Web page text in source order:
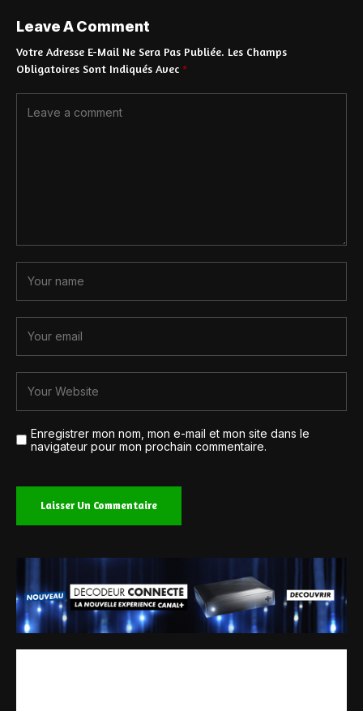
Leave A Comment
Votre Adresse E-Mail Ne Sera Pas Publiée. Les Champs
Obligatoires Sont Indiqués Avec *
Enregistrer mon nom, mon e-mail et mon site dans le
navigateur pour mon prochain commentaire.